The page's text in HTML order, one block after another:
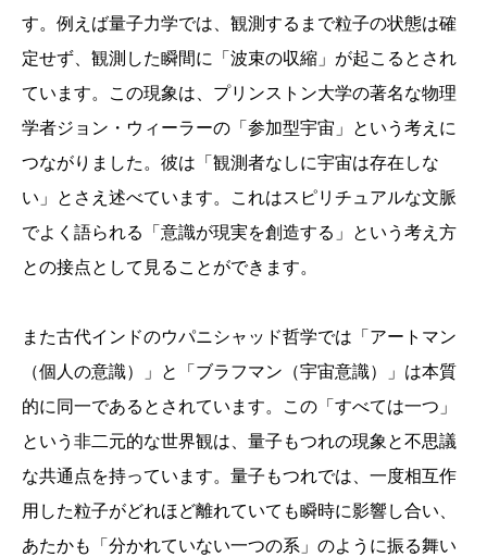
す。例えば量子力学では、観測するまで粒子の状態は確
定せず、観測した瞬間に「波束の収縮」が起こるとされ
ています。この現象は、プリンストン大学の著名な物理
学者ジョン・ウィーラーの「参加型宇宙」という考えに
つながりました。彼は「観測者なしに宇宙は存在しな
い」とさえ述べています。これはスピリチュアルな文脈
でよく語られる「意識が現実を創造する」という考え方
との接点として見ることができます。
また古代インドのウパニシャッド哲学では「アートマン
（個人の意識）」と「ブラフマン（宇宙意識）」は本質
的に同一であるとされています。この「すべては一つ」
という非二元的な世界観は、量子もつれの現象と不思議
な共通点を持っています。量子もつれでは、一度相互作
用した粒子がどれほど離れていても瞬時に影響し合い、
あたかも「分かれていない一つの系」のように振る舞い